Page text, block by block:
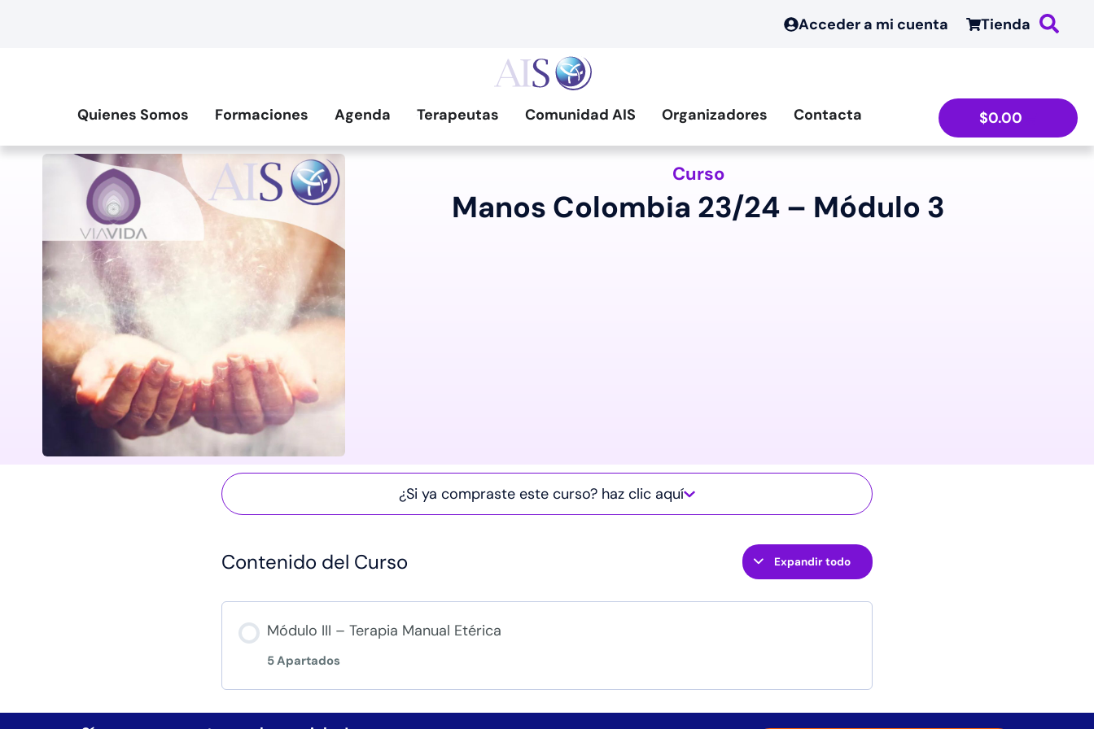
Acceder a mi cuenta Tienda
Quienes Somos Formaciones Agenda Terapeutas Comunidad AIS Organizadores Contacta $0.00
Curso
Manos Colombia 23/24 – Módulo 3
¿Si ya compraste este curso? haz clic aquí
Contenido del Curso Expandir todo
Módulo III – Terapia Manual Etérica
5 Apartados